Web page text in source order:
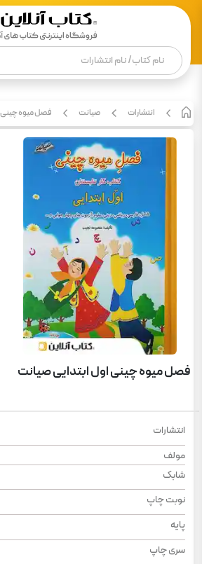
انتشارات صیانت فصل میوه چینی
فصل میوه چینی اول ابتدایی صیانت
انتشارات
مولف
شابک
نوبت چاپ
پایه
سری چاپ